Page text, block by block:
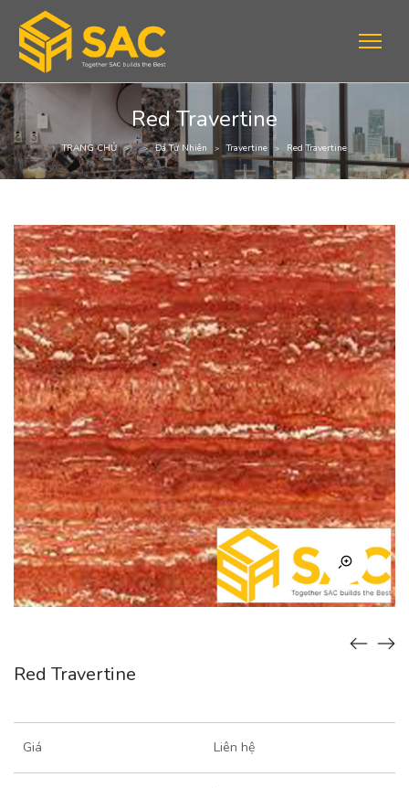
Red Travertine
TRANG CHỦ > > Đá Tự Nhiên > Travertine > Red Travertine
Red Travertine
Giá Liên hệ